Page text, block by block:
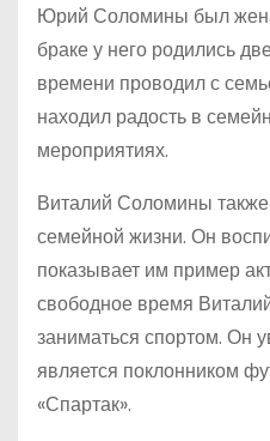
Юрий Соломины был
браке у него родились
времени проводил с
находил радость в
мероприятиях.
Виталий Соломины также
семейной жизни. Он
показывает им пример
свободное время
заниматься спортом. Он
является поклонником
«Спартак».